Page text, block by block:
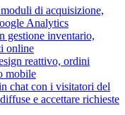
di acquisizione,
Analytics
gestione inventario,
online
reattivo, ordini
mobile
chat con i visitatori del
e accettare richieste